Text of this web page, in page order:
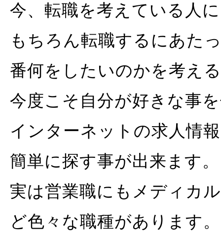
今、転職を考えている人
もちろん転職するにあた
番何をしたいのかを考え
今度こそ自分が好きな事
インターネットの求人情
簡単に探す事が出来ます。
実は営業職にもメディカ
ど色々な職種があります。